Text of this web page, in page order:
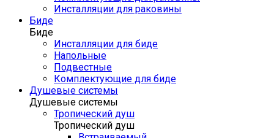
Инсталляции для раковины
Биде
Биде
Инсталляции для биде
Напольные
Подвестные
Комплектующие для биде
Душевые системы
Душевые системы
Тропический душ
Тропический душ